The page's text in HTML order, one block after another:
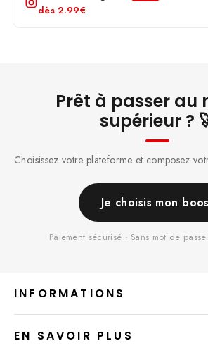
dès2.99€
Prêt à passer au
supérieur ?
Choisissez votre plateforme et composez
Je choisis mon
Paiement sécurisé · Sans mot de
INFORMATIONS
EN SAVOIR PLUS